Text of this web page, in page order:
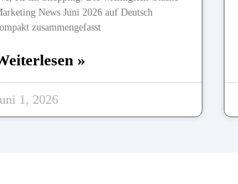
News Juni 2026 auf Deutsch
zusammengefasst
»
1, 2026